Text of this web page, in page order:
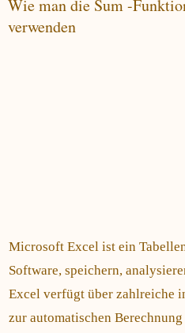
Wie man die Sum -
verwenden
Microsoft Excel ist ein
Software, speichern,
Excel verfügt über zahlreiche
zur automatischen